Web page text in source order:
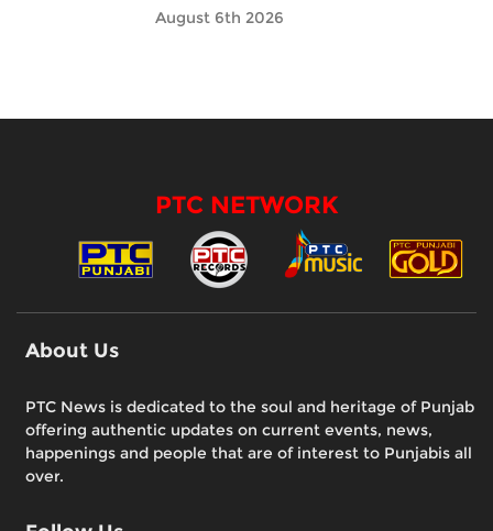
August 6th 2026
PTC NETWORK
About Us
PTC News is dedicated to the soul and heritage of Punjab
offering authentic updates on current events, news,
happenings and people that are of interest to Punjabis all
over.